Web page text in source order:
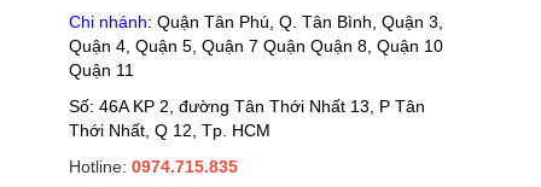
Chi nhánh: Quận Tân Phú, Q. Tân Bình, Quận 3,
Quận 4, Quận 5, Quận 7 Quận Quận 8, Quận 10
Quận 11
Số: 46A KP 2, đường Tân Thới Nhất 13, P Tân
Thới Nhất, Q 12, Tp. HCM
Hotline: 0974.715.835